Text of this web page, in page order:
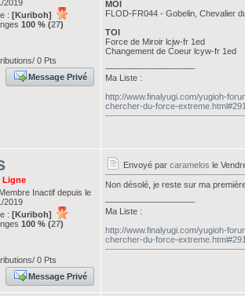
2019
: [Kuriboh]
100 % (27)
0 Pts
Message Privé
MOI
FLOD-FR044 - Gobelin, Chevalier
TOI
Force de Miroir lcjw-fr 1ed
Changement de Coeur lcyw-fr 1ed
Ma Liste :
http://www.finalyugi.com/yugioh-
chercher-du-force-
Ligne
Membre Inactif depuis le
2019
: [Kuriboh]
100 % (27)
0 Pts
Message Privé
Envoyé par caramelos le
Non désolé, je reste sur ma
Ma Liste :
http://www.finalyugi.com/yugioh-
chercher-du-force-